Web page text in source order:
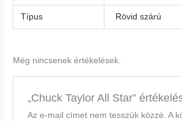
Típus Rövid szárú
Még nincsenek értékelések.
„Chuck Taylor All Star”
Az e-mail címet nem tesszük közzé. A